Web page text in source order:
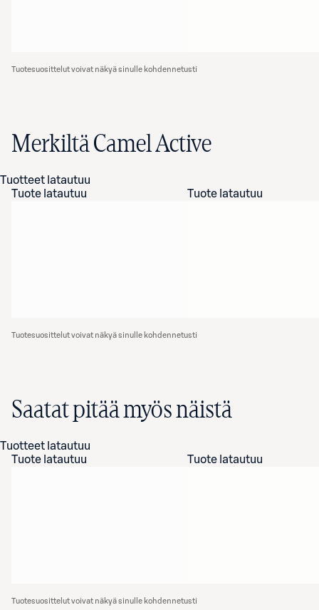
Tuotesuosittelut voivat näkyä sinulle kohdennetusti
Merkiltä Camel Active
Tuotteet latautuu
Tuote latautuu
Tuote latautuu
Tuotesuosittelut voivat näkyä sinulle kohdennetusti
Saatat pitää myös näistä
Tuotteet latautuu
Tuote latautuu
Tuote latautuu
Tuotesuosittelut voivat näkyä sinulle kohdennetusti